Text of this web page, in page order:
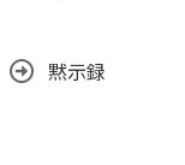
黙示録